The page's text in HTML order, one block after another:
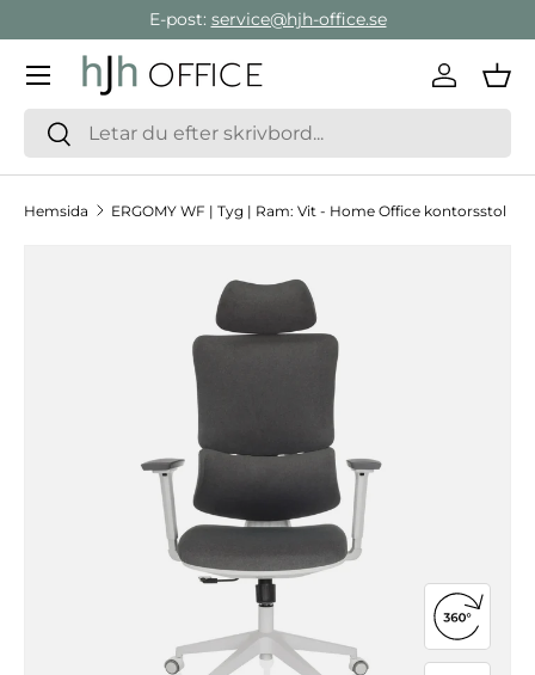
Gå direkt till innehållet
E-post: service@hjh-office.se
SökSök
Logga in
Meny
Hemsida ERGOMY WF | Tyg | Ram: Vit - Home Office kontorsstol
Hoppa till produktinformation
Öppna